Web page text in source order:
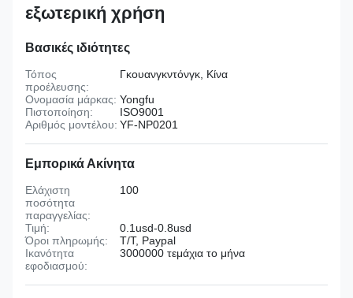
εξωτερική χρήση
Βασικές ιδιότητες
Τόπος
προέλευσης:
Γκουανγκντόνγκ, Κίνα
Ονομασία μάρκας: Yongfu
Πιστοποίηση:
ISO9001
Αριθμός μοντέλου: YF-NP0201
Εμπορικά Ακίνητα
Ελάχιστη
ποσότητα
παραγγελίας:
100
Τιμή:
0.1usd-0.8usd
Όροι πληρωμής:
T/T, Paypal
Ικανότητα
εφοδιασμού:
3000000 τεμάχια το μήνα